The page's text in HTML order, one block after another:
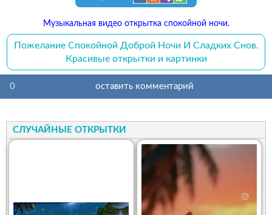
Музыкальная видео открытка спокойной ночи.
Пожелание Спокойной Доброй Ночи И Сладких Снов.
Красивые открытки и картинки
0 оставить комментарий
СЛУЧАЙНЫЕ ОТКРЫТКИ